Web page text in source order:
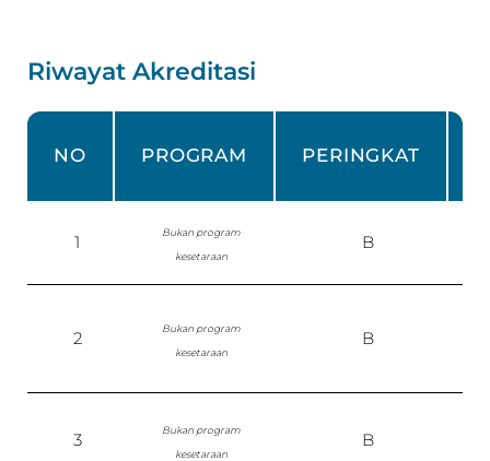
Riwayat Akreditasi
NO PROGRAM PERINGKAT
1
Bukan program
kesetaraan
B
2
Bukan program
kesetaraan
B
3
Bukan program
kesetaraan
B